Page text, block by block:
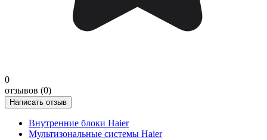
0
отзывов (0)
Написать отзыв
Внутренние блоки Haier
Мультизональные системы Haier